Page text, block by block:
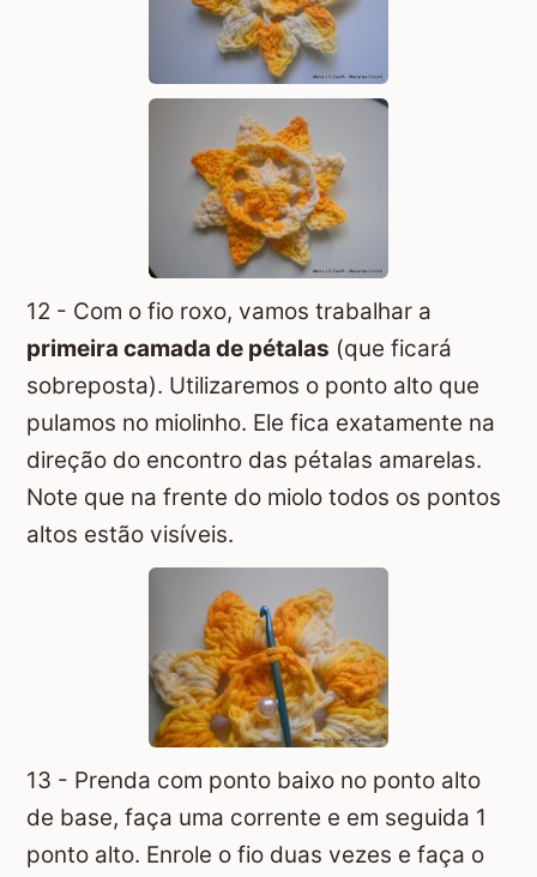
12 - Com o fio roxo, vamos trabalhar a
primeira camada de pétalas (que ficará
sobreposta). Utilizaremos o ponto alto que
pulamos no miolinho. Ele fica exatamente na
direção do encontro das pétalas amarelas.
Note que na frente do miolo todos os pontos
altos estão visíveis.
13 - Prenda com ponto baixo no ponto alto
de base, faça uma corrente e em seguida 1
ponto alto. Enrole o fio duas vezes e faça o